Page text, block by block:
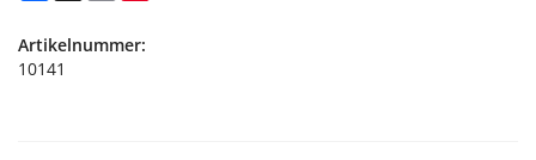
Artikelnummer:
10141